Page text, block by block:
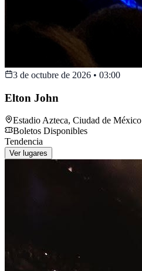
3 de octubre de 2026 • 03:00
Elton John
Estadio Azteca, Ciudad de México
Boletos Disponibles
Tendencia
Ver lugares